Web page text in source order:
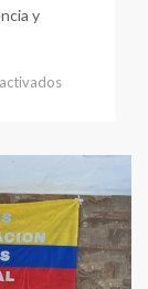
y
Dos
Seres
Especiales